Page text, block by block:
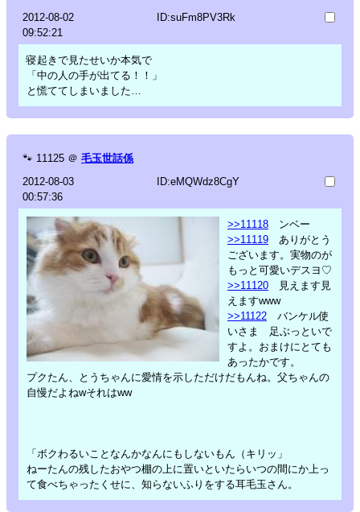
2012-08-02
09:52:21
ID:suFm8PV3Rk
寝起きで見たせいか本気で
「中の人の手が出てる！！」
と慌ててしまいました…
🐾 11125 ＠ 毛玉世話係
2012-08-03
00:57:36
ID:eMQWdz8CgY
>>11118 ンベー
>>11119 ありがとう
ございます。実物のが
もっと可愛いデスヨ♡
>>11120 見えます見
えますwww
>>11122 バンケル使
いさま 足ぶっといで
すよ。おまけにとても
あったかです。
プクたん、とうちゃんに愛情を示しただけだもんね。父ちゃんの
自慢だよねwそれはww
「ボクわるいことなんかなんにもしないもん（キリッ」
ねーたんの残したおやつ棚の上に置いといたらいつの間にか上っ
て食べちゃったくせに、知らないふりをする耳毛玉さん。